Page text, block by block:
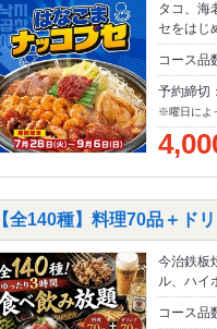
タコ、海
セをはじ
コース品
予約締切
※曜日によ
【全140種】料理70品＋ド
今治鉄板
ル、ハイ
コース品